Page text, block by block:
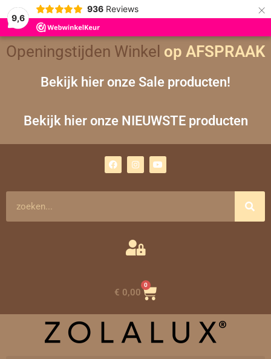
9,6
936 Reviews ×
Openingstijden Winkel op AFSPRAAK
Bekijk hier onze Sale producten!
Bekijk hier onze NIEUWSTE producten
a
c
n
s
m
o
u
€ 0,00
0
Winkelwagen